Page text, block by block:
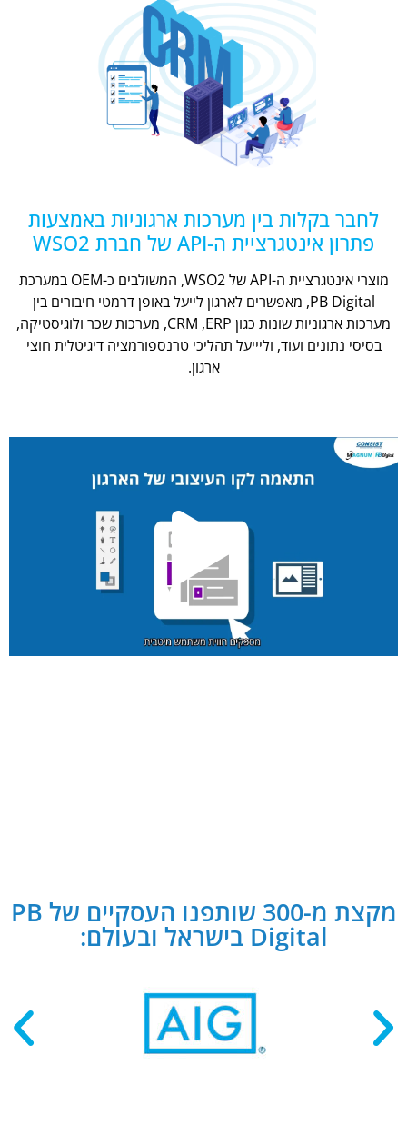
לחבר בקלות בין מערכות ארגוניות באמצעות
פתרון אינטגרציית ה-API של חברת WSO2
מוצרי אינטגרציית ה-API של WSO2, המשולבים כ-OEM במערכת
PB Digital, מאפשרים לארגון לייעל באופן דרמטי חיבורים בין
מערכות ארגוניות שונות כגון CRM ,ERP, מערכות שכר ולוגיסטיקה,
בסיסי נתונים ועוד, וליייעל תהליכי טרנספורמציה דיגיטלית חוצי
ארגון.
מקצת מ-300 שותפנו העסקיים של PB
Digital בישראל ובעולם: